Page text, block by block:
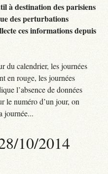
à destination des parisiens
des perturbations
ces informations depuis
du calendrier, les journées
en rouge, les journées
l’absence de données
le numéro d’un jour, on
journée...
10/2014